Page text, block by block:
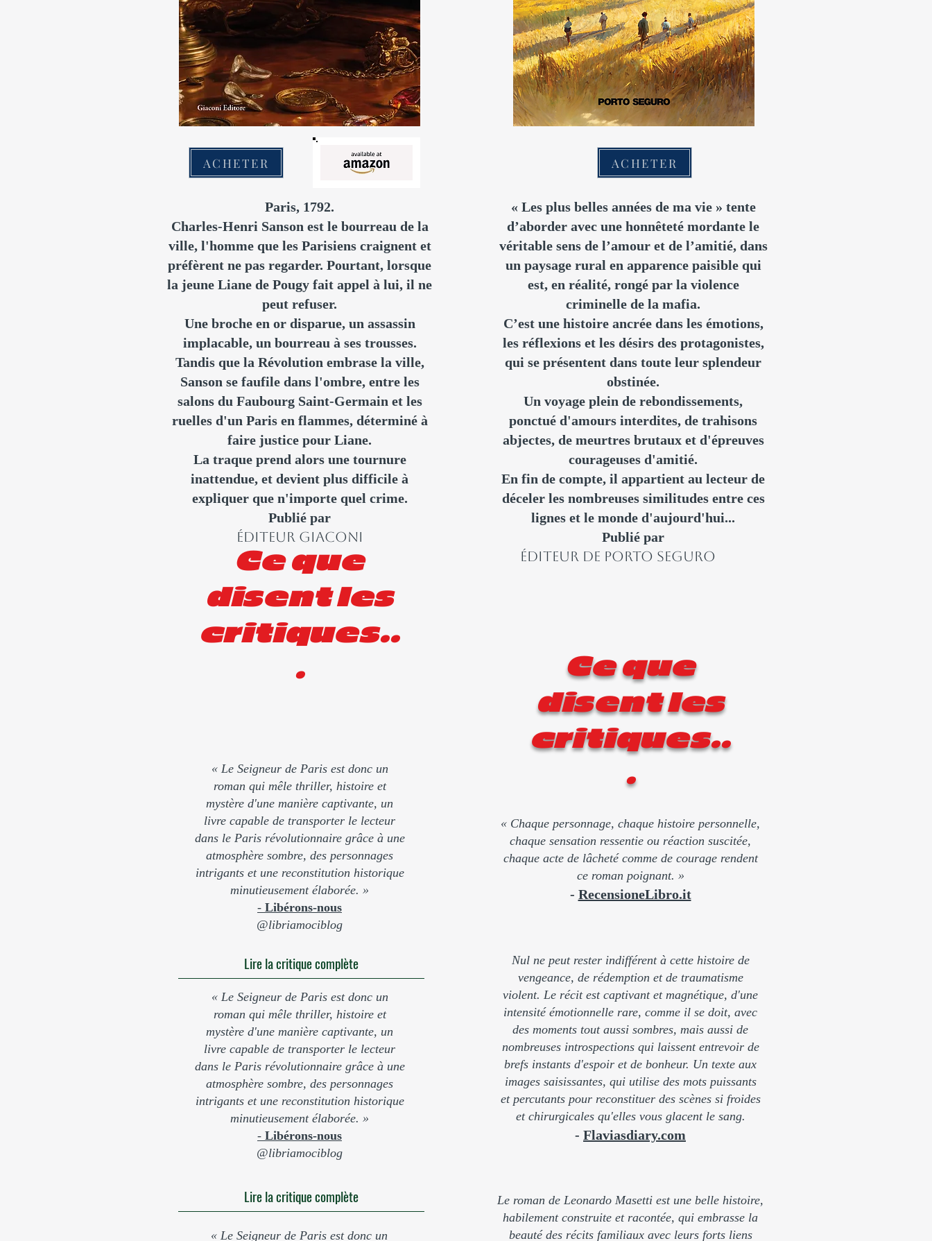
ACHETER
Paris, 1792.
Charles-Henri Sanson est le bourreau de la
ville, l'homme que les Parisiens craignent et
préfèrent ne pas regarder. Pourtant, lorsque
la jeune Liane de Pougy fait appel à lui, il ne
peut refuser.
Une broche en or disparue, un assassin
implacable, un bourreau à ses trousses.
Tandis que la Révolution embrase la ville,
Sanson se faufile dans l'ombre, entre les
salons du Faubourg Saint-Germain et les
ruelles d'un Paris en flammes, déterminé à
faire justice pour Liane.
La traque prend alors une tournure
inattendue, et devient plus difficile à
expliquer que n'importe quel crime.
Publié par
ÉDITEUR GIACONI
Ce que
disent les
critiques..
.
« Le Seigneur de Paris est donc un
roman qui mêle thriller, histoire et
mystère d'une manière captivante, un
livre capable de transporter le lecteur
dans le Paris révolutionnaire grâce à une
atmosphère sombre, des personnages
intrigants et une reconstitution historique
minutieusement élaborée. »
- Libérons-nous
@libriamociblog
Lire la critique complète
« Le Seigneur de Paris est donc un
roman qui mêle thriller, histoire et
mystère d'une manière captivante, un
livre capable de transporter le lecteur
dans le Paris révolutionnaire grâce à une
atmosphère sombre, des personnages
intrigants et une reconstitution historique
minutieusement élaborée. »
- Libérons-nous
@libriamociblog
Lire la critique complète
« Le Seigneur de Paris est donc un
ACHETER
« Les plus belles années de ma vie » tente
d’aborder avec une honnêteté mordante le
véritable sens de l’amour et de l’amitié, dans
un paysage rural en apparence paisible qui
est, en réalité, rongé par la violence
criminelle de la mafia.
C’est une histoire ancrée dans les émotions,
les réflexions et les désirs des protagonistes,
qui se présentent dans toute leur splendeur
obstinée.
Un voyage plein de rebondissements,
ponctué d'amours interdites, de trahisons
abjectes, de meurtres brutaux et d'épreuves
courageuses d'amitié.
En fin de compte, il appartient au lecteur de
déceler les nombreuses similitudes entre ces
lignes et le monde d'aujourd'hui...
Publié par
ÉDITEUR DE PORTO SEGURO
Ce que
disent les
critiques..
.
« Chaque personnage, chaque histoire personnelle,
chaque sensation ressentie ou réaction suscitée,
chaque acte de lâcheté comme de courage rendent
ce roman poignant. »
- RecensioneLibro.it
Nul ne peut rester indifférent à cette histoire de
vengeance, de rédemption et de traumatisme
violent. Le récit est captivant et magnétique, d'une
intensité émotionnelle rare, comme il se doit, avec
des moments tout aussi sombres, mais aussi de
nombreuses introspections qui laissent entrevoir de
brefs instants d'espoir et de bonheur. Un texte aux
images saisissantes, qui utilise des mots puissants
et percutants pour reconstituer des scènes si froides
et chirurgicales qu'elles vous glacent le sang.
- Flaviasdiary.com
Le roman de Leonardo Masetti est une belle histoire,
habilement construite et racontée, qui embrasse la
beauté des récits familiaux avec leurs forts liens